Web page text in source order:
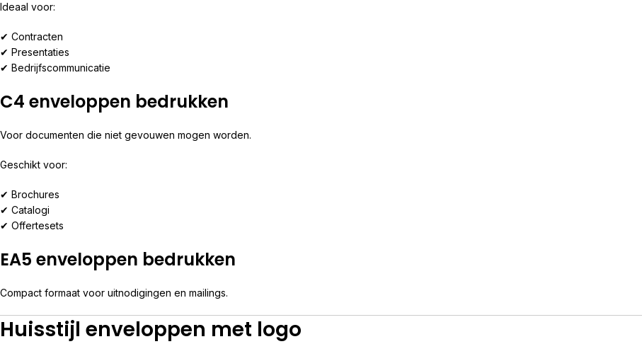
Ideaal voor:
✔ Contracten
✔ Presentaties
✔ Bedrijfscommunicatie
C4 enveloppen bedrukken
Voor documenten die niet gevouwen mogen worden.
Geschikt voor:
✔ Brochures
✔ Catalogi
✔ Offertesets
EA5 enveloppen bedrukken
Compact formaat voor uitnodigingen en mailings.
Huisstijl enveloppen met logo